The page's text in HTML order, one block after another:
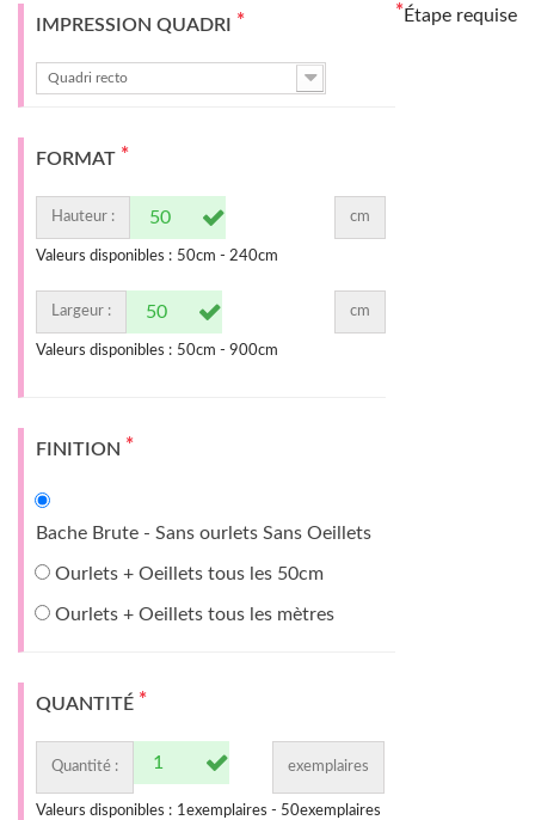
*Étape requise
IMPRESSION QUADRI *
Quadri recto
FORMAT *
Hauteur : cm
Valeurs disponibles : 50cm - 240cm
Largeur : cm
Valeurs disponibles : 50cm - 900cm
FINITION *
Bache Brute - Sans ourlets Sans Oeillets
Ourlets + Oeillets tous les 50cm
Ourlets + Oeillets tous les mètres
QUANTITÉ *
Quantité : exemplaires
Valeurs disponibles : 1exemplaires - 50exemplaires